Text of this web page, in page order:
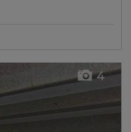
4